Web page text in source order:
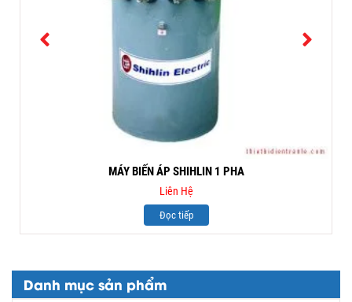
Danh mục sản phẩm
MÁY BIẾN ÁP SHIHLIN 1 PHA
Liên Hệ
Đọc tiếp